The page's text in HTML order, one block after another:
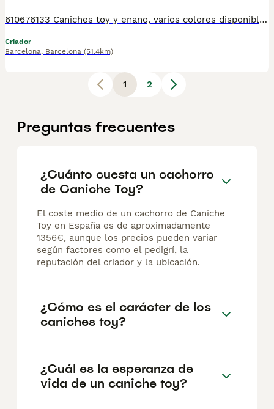
610676133 Caniches toy y enano, varios colores disponibles, con mucha calidad de pelo, tienen dos meses de edad. Se entregan revisados por nuestro veterinario, vacunados al día, desparasitados, con su cartilla veterinaria, microchip y garantía sanitaria por escrito vírica y congénita. Tienen un carácter excelente, sociables, muy buenos y cariñosos, se pueden ver sin compromiso cualquier día de la semana. Núcleo Zoológico: T-2500116
Criador
Barcelona, Barcelona (51.4km)
1 2
Preguntas frecuentes
¿Cuánto cuesta un cachorro
de Caniche Toy?
El coste medio de un cachorro de Caniche
Toy en España es de aproximadamente
1356€, aunque los precios pueden variar
según factores como el pedigrí, la
reputación del criador y la ubicación.
¿Cómo es el carácter de los
caniches toy?
¿Cuál es la esperanza de
vida de un caniche toy?